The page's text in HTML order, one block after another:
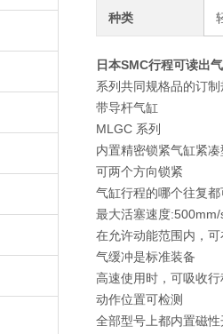
种类
日本SMC行程可读出
系列共同规格品的订
带导杆气缸
MLGC 系列
内置精密锁紧气缸紧凑
可两个方向锁紧
气缸行程的哪个往复
最大活塞速度:500mm/
在允许动能范围内，
气缓冲是标准装备
高速使用时，可吸收
动作位置可检测
全部型号上都内置磁